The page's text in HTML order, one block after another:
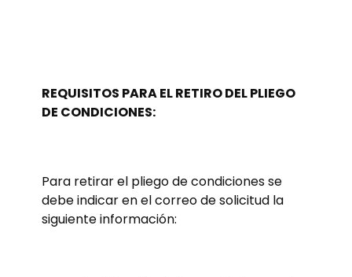
REQUISITOS PARA EL RETIRO DEL PLIEGO
DE CONDICIONES:
Para retirar el pliego de condiciones se
debe indicar en el correo de solicitud la
siguiente información: